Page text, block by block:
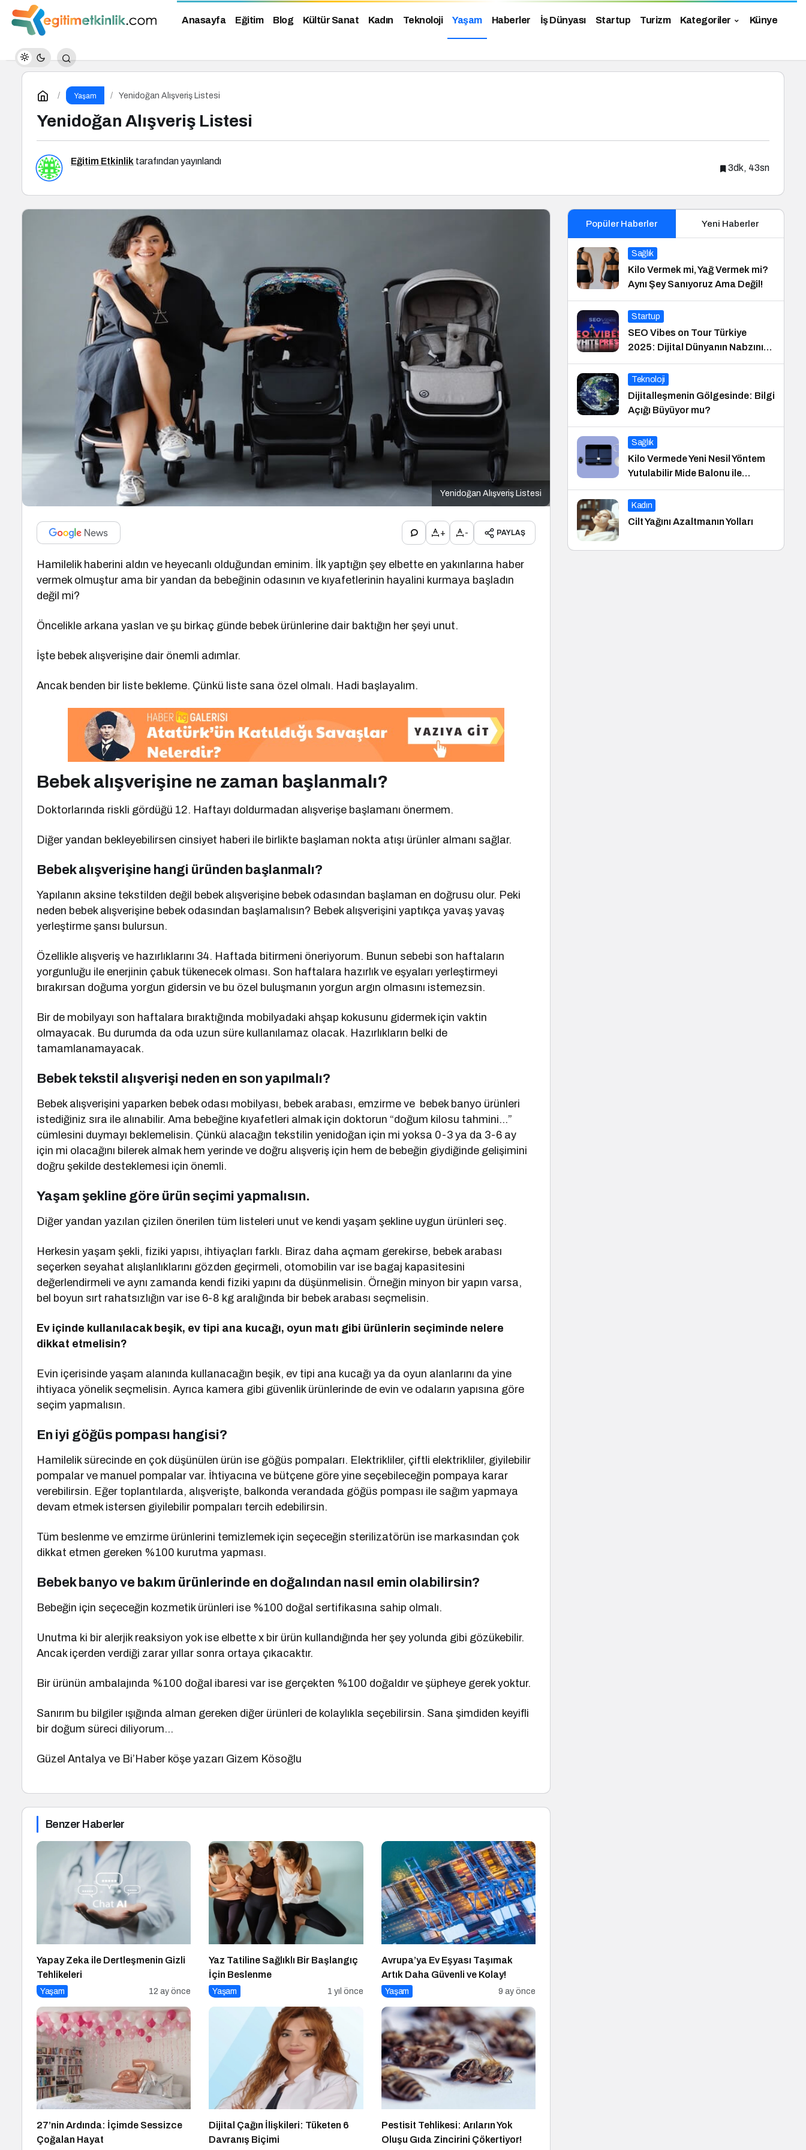
Anasayfa Eğitim Blog Kültür Sanat Kadın Teknoloji Yaşam Haberler İş Dünyası Startup Turizm Kategoriler Künye
Yaşam Yenidoğan Alışveriş Listesi
Yenidoğan Alışveriş Listesi
Eğitim Etkinlik tarafından yayınlandı
3dk, 43sn
Yenidoğan Alışveriş Listesi
+ - PAYLAŞ
Hamilelik haberini aldın ve heyecanlı olduğundan eminim. İlk yaptığın şey elbette en yakınlarına haber
vermek olmuştur ama bir yandan da bebeğinin odasının ve kıyafetlerinin hayalini kurmaya başladın
değil mi?
Öncelikle arkana yaslan ve şu birkaç günde bebek ürünlerine dair baktığın her şeyi unut.
İşte bebek alışverişine dair önemli adımlar.
Ancak benden bir liste bekleme. Çünkü liste sana özel olmalı. Hadi başlayalım.
Bebek alışverişine ne zaman başlanmalı?
Doktorlarında riskli gördüğü 12. Haftayı doldurmadan alışverişe başlamanı önermem.
Diğer yandan bekleyebilirsen cinsiyet haberi ile birlikte başlaman nokta atışı ürünler almanı sağlar.
Bebek alışverişine hangi üründen başlanmalı?
Yapılanın aksine tekstilden değil bebek alışverişine bebek odasından başlaman en doğrusu olur. Peki
neden bebek alışverişine bebek odasından başlamalısın? Bebek alışverişini yaptıkça yavaş yavaş
yerleştirme şansı bulursun.
Özellikle alışveriş ve hazırlıklarını 34. Haftada bitirmeni öneriyorum. Bunun sebebi son haftaların
yorgunluğu ile enerjinin çabuk tükenecek olması. Son haftalara hazırlık ve eşyaları yerleştirmeyi
bırakırsan doğuma yorgun gidersin ve bu özel buluşmanın yorgun argın olmasını istemezsin.
Bir de mobilyayı son haftalara bıraktığında mobilyadaki ahşap kokusunu gidermek için vaktin
olmayacak. Bu durumda da oda uzun süre kullanılamaz olacak. Hazırlıkların belki de
tamamlanamayacak.
Bebek tekstil alışverişi neden en son yapılmalı?
Bebek alışverişini yaparken bebek odası mobilyası, bebek arabası, emzirme ve bebek banyo ürünleri
istediğiniz sıra ile alınabilir. Ama bebeğine kıyafetleri almak için doktorun “doğum kilosu tahmini…”
cümlesini duymayı beklemelisin. Çünkü alacağın tekstilin yenidoğan için mi yoksa 0-3 ya da 3-6 ay
için mi olacağını bilerek almak hem yerinde ve doğru alışveriş için hem de bebeğin giydiğinde gelişimini
doğru şekilde desteklemesi için önemli.
Yaşam şekline göre ürün seçimi yapmalısın.
Diğer yandan yazılan çizilen önerilen tüm listeleri unut ve kendi yaşam şekline uygun ürünleri seç.
Herkesin yaşam şekli, fiziki yapısı, ihtiyaçları farklı. Biraz daha açmam gerekirse, bebek arabası
seçerken seyahat alışlanlıklarını gözden geçirmeli, otomobilin var ise bagaj kapasitesini
değerlendirmeli ve aynı zamanda kendi fiziki yapını da düşünmelisin. Örneğin minyon bir yapın varsa,
bel boyun sırt rahatsızlığın var ise 6-8 kg aralığında bir bebek arabası seçmelisin.
Ev içinde kullanılacak beşik, ev tipi ana kucağı, oyun matı gibi ürünlerin seçiminde nelere
dikkat etmelisin?
Evin içerisinde yaşam alanında kullanacağın beşik, ev tipi ana kucağı ya da oyun alanlarını da yine
ihtiyaca yönelik seçmelisin. Ayrıca kamera gibi güvenlik ürünlerinde de evin ve odaların yapısına göre
seçim yapmalısın.
En iyi göğüs pompası hangisi?
Hamilelik sürecinde en çok düşünülen ürün ise göğüs pompaları. Elektrikliler, çiftli elektrikliler, giyilebilir
pompalar ve manuel pompalar var. İhtiyacına ve bütçene göre yine seçebileceğin pompaya karar
verebilirsin. Eğer toplantılarda, alışverişte, balkonda verandada göğüs pompası ile sağım yapmaya
devam etmek istersen giyilebilir pompaları tercih edebilirsin.
Tüm beslenme ve emzirme ürünlerini temizlemek için seçeceğin sterilizatörün ise markasından çok
dikkat etmen gereken %100 kurutma yapması.
Bebek banyo ve bakım ürünlerinde en doğalından nasıl emin olabilirsin?
Bebeğin için seçeceğin kozmetik ürünleri ise %100 doğal sertifikasına sahip olmalı.
Unutma ki bir alerjik reaksiyon yok ise elbette x bir ürün kullandığında her şey yolunda gibi gözükebilir.
Ancak içerden verdiği zarar yıllar sonra ortaya çıkacaktır.
Bir ürünün ambalajında %100 doğal ibaresi var ise gerçekten %100 doğaldır ve şüpheye gerek yoktur.
Sanırım bu bilgiler ışığında alman gereken diğer ürünleri de kolaylıkla seçebilirsin. Sana şimdiden keyifli
bir doğum süreci diliyorum…
Güzel Antalya ve Bi’Haber köşe yazarı Gizem Kösoğlu
Benzer Haberler
Yapay Zeka ile Dertleşmenin Gizli
Tehlikeleri
Yaşam 12 ay önce
Yaz Tatiline Sağlıklı Bir Başlangıç
İçin Beslenme
Yaşam 1 yıl önce
Avrupa’ya Ev Eşyası Taşımak
Artık Daha Güvenli ve Kolay!
Yaşam 9 ay önce
27’nin Ardında: İçimde Sessizce
Çoğalan Hayat
Dijital Çağın İlişkileri: Tüketen 6
Davranış Biçimi
Pestisit Tehlikesi: Arıların Yok
Oluşu Gıda Zincirini Çökertiyor!
Popüler Haberler Yeni Haberler
Sağlık
Kilo Vermek mi, Yağ Vermek mi?
Aynı Şey Sanıyoruz Ama Değil!
Startup
SEO Vibes on Tour Türkiye
2025: Dijital Dünyanın Nabzını
Tutan Etkinlik
Teknoloji
Dijitalleşmenin Gölgesinde: Bilgi
Açığı Büyüyor mu?
Sağlık
Kilo Vermede Yeni Nesil Yöntem
Yutulabilir Mide Balonu ile
Ameliyatsız Konforlu ve Hızlı Bir
Çözüm
Kadın
Cilt Yağını Azaltmanın Yolları